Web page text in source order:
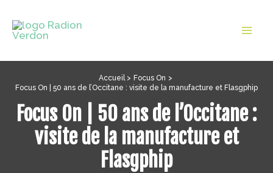
contenu
Accueil
Focus On
Focus On | 50 ans de l’Occitane : visite de la manufacture et Flasgphip
Focus On | 50 ans de l’Occitane :
visite de la manufacture et
Flasgphip